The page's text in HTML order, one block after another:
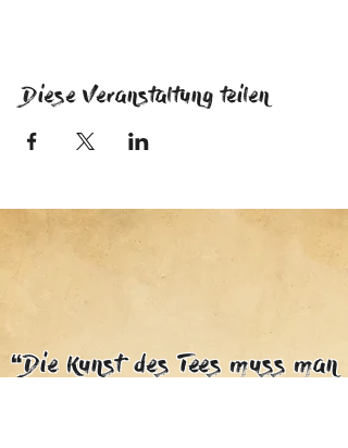
Diese Veranstaltung teilen
❝Die Kunst des Tees muss man